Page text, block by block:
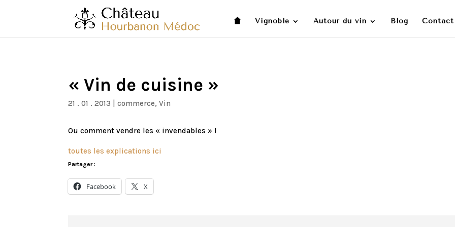
Vignoble Autour du vin Blog Contact
« Vin de cuisine »
21 . 01 . 2013 |commerce,Vin
Ou comment vendre les « invendables » !
toutes les explications ici
Partager :
Facebook X